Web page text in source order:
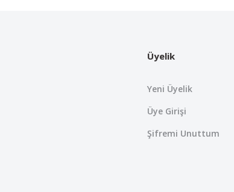
Ürün bilgilerinde hatalar bulunuyor.
Bu ürüne benzer farklı alternatifler olmalı.
Üyelik
Yeni Üyelik
Üye Girişi
Şifremi Unuttum